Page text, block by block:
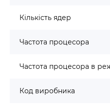
Кількість ядер
Частота процесора
Частота процесора в
Код виробника